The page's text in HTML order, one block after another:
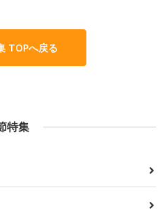
TOPへ戻る
特集